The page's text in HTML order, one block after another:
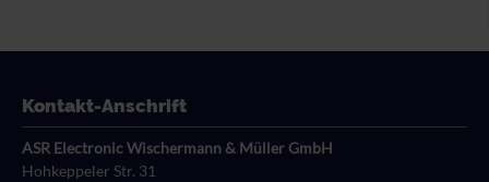
Gabelform
TWIN-Aderendhülsen
Auf Klein-und Mittelspule
Kontakt-Anschrift
ASR Electronic Wischermann & Müller GmbH
Hohkeppeler Str. 31